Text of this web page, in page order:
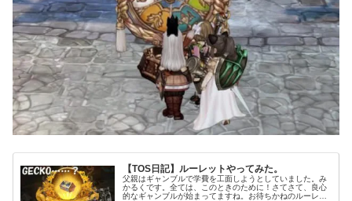
【TOS日記】ルーレットやってみた。
父親はギャンブルで学費を工面しようとしていました。み
かるくです。全ては、このときのために！さてさて、良心
的なギャンブルが始まってますね。お待ちかねのルーレッ